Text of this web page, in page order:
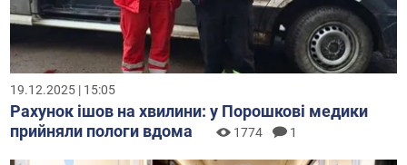
19.12.2025 | 15:05
Рахунок ішов на хвилини: у Порошкові медики
прийняли пологи вдома
1774 1